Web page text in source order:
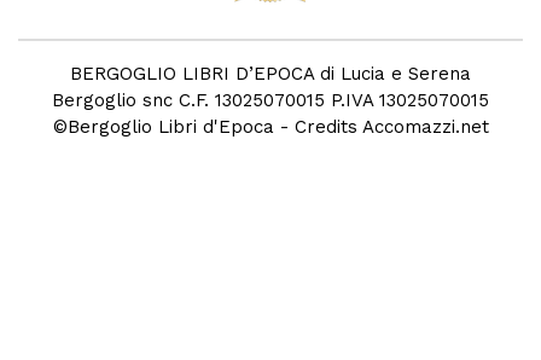
BERGOGLIO LIBRI D’EPOCA di Lucia e Serena
Bergoglio snc C.F. 13025070015 P.IVA 13025070015
©Bergoglio Libri d'Epoca - Credits Accomazzi.net